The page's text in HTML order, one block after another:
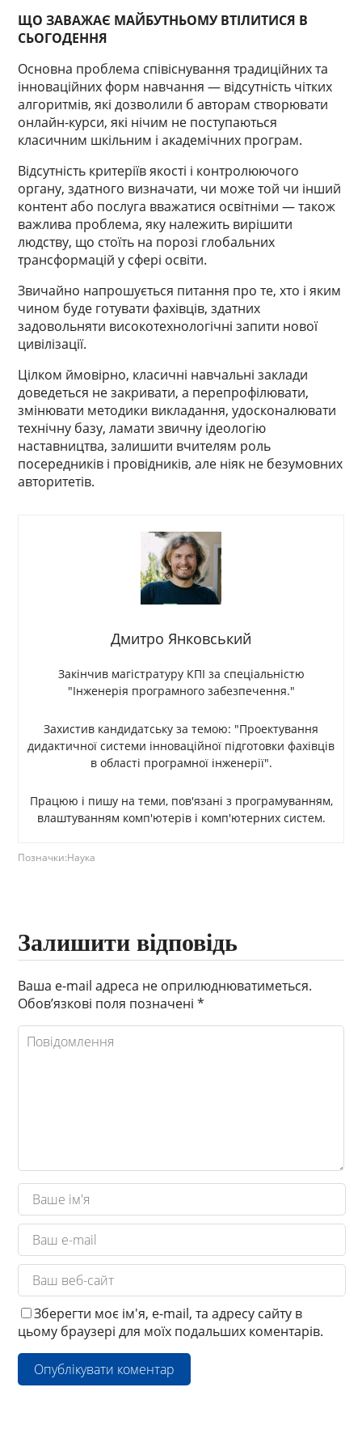
ЩО ЗАВАЖАЄ МАЙБУТНЬОМУ ВТІЛИТИСЯ В
СЬОГОДЕННЯ
Основна проблема співіснування традиційних та
інноваційних форм навчання — відсутність чітких
алгоритмів, які дозволили б авторам створювати
онлайн-курси, які нічим не поступаються
класичним шкільним і академічних програм.
Відсутність критеріїв якості і контролюючого
органу, здатного визначати, чи може той чи інший
контент або послуга вважатися освітніми — також
важлива проблема, яку належить вирішити
людству, що стоїть на порозі глобальних
трансформацій у сфері освіти.
Звичайно напрошується питання про те, хто і яким
чином буде готувати фахівців, здатних
задовольняти високотехнологічні запити нової
цивілізації.
Цілком ймовірно, класичні навчальні заклади
доведеться не закривати, а перепрофілювати,
змінювати методики викладання, удосконалювати
технічну базу, ламати звичну ідеологію
наставництва, залишити вчителям роль
посередників і провідників, але ніяк не безумовних
авторитетів.
Дмитро Янковський
Закінчив магістратуру КПІ за спеціальністю
"Інженерія програмного забезпечення."
Захистив кандидатську за темою: "Проектування
дидактичної системи інноваційної підготовки фахівців
в області програмної інженерії".
Працюю і пишу на теми, пов'язані з програмуванням,
влаштуванням комп'ютерів і комп'ютерних систем.
Позначки:Наука
Залишити відповідь
Ваша e-mail адреса не оприлюднюватиметься.
Обов’язкові поля позначені*
Зберегти моє ім'я, e-mail, та адресу сайту в
цьому браузері для моїх подальших коментарів.